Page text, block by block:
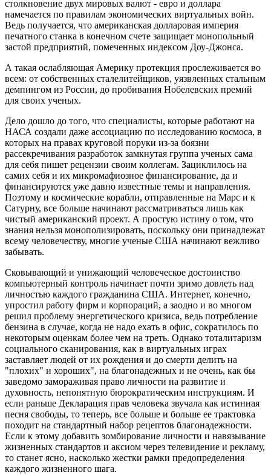
столкновение двух мировых валют - евро и доллара
намечается по правилам экономических виртуальных войн.
Ведь получается, что американская долларовая империя
печатного станка в конечном счете защищает монопольный
застой предприятий, помеченных индексом Доу-Джонса.
А такая ослабляющая Америку протекция прослеживается во
всем: от собственных сталелитейщиков, уязвленных стальным
демпингом из России, до пробивания Нобелевских премий
для своих ученых.
Дело дошло до того, что специалисты, которые работают на
НАСА создали даже ассоциацию по исследованию космоса, в
которых на правах круговой поруки из-за боязни
рассекречивания разработок замкнутая группа ученых сама
для себя пишет рецензии своим коллегам. Зациклилось на
самих себя и их микромафиозное финансирование, да и
финансируются уже давно известные темы и направления.
Поэтому и космические корабли, отправленные на Марс и к
Сатурну, все больше начинают рассматриваться лишь как
чистый американский проект. А простую истину о том, что
знания нельзя монополизировать, поскольку они принадлежат
всему человечеству, многие ученые США начинают вежливо
забывать.
Сковывающий и унижающий человеческое достоинство
компьютерный контроль начинает почти зримо довлеть над
личностью каждого гражданина США. Интернет, конечно,
упростил работу фирм и корпораций, а заодно и во многом
решил проблему энергетического кризиса, ведь потребление
бензина в случае, когда не надо ехать в офис, сократилось по
некоторым оценкам более чем на треть. Однако тоталитаризм
социального сканирования, как в виртуальных играх
заставляет людей от их рождения и до смерти делить на
"плохих" и хороших", на благонадежных и не очень, как бы
заведомо замораживая право личности на развитие и
духовность, непонятную бюрократическим инструкциям. И
если раньше Декларация прав человека звучала как истинная
песня свободы, то теперь, все больше и больше ее трактовка
походит на стандартный набор рецептов благонадежности.
Если к этому добавить зомбирование личности и навязывание
жизненных стандартов и аксиом через телевидение и рекламу,
то станет ясно, насколько жестки рамки предопределения
каждого жизненного шага.